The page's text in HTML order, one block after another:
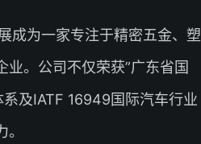
成为一家专注于精密五金、塑
。公司不仅荣获”广东省国
及IATF 16949国际汽车行业